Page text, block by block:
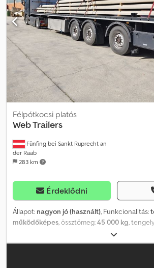
Gumiabroncs mintázatának mélysége jobb
3: Gumiabroncs mintázatának mélysége bal
Gumiabroncs mintázatának mélysége jobb
6106 kg Megengedett rakomány: 32894 kg
össztömeg: 39000 kg
Fünfing bei Sankt Ruprecht an
der Raab
283 km
Félpótkocsi platós
Web Trailers
Érdeklődni
Állapot: nagyon jó (használt), Funkcionalitás:
működőképes, össztömeg:45 000 kg,
, első forgalomba helyezés:
(TÜV):11/2026, Gyártási év:2023, Web Trailer
félpótkocsi Gyártási év: 2023 Nagyon keveset